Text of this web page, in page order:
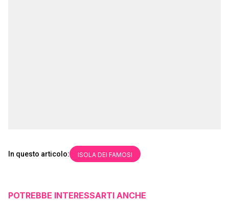
In questo articolo: ISOLA DEI FAMOSI
POTREBBE INTERESSARTI ANCHE